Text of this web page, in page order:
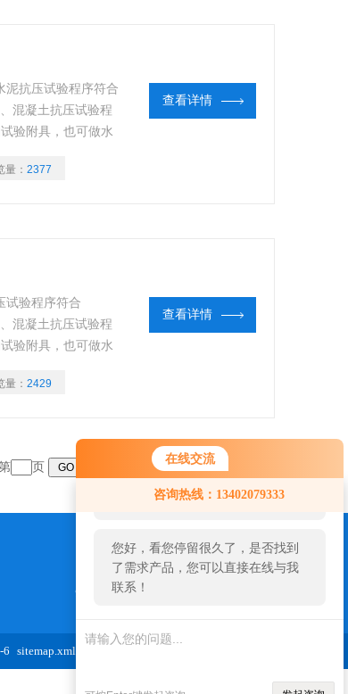
在线交流
咨询热线：13402079333
您好！欢迎前来咨询，很高兴为您
服务，请问您要咨询什么问题呢？
您好，看您停留很久了，是否找到
了需求产品，您可以直接在线与我
联系！
泥抗压试验程序符合
混凝土抗压试验程
验附具，也可做水
量： 2377
查看详情
试验程序符合
混凝土抗压试验程
验附具，也可做水
量： 2429
查看详情
页
973654827@qq.com
6 sitemap.xml